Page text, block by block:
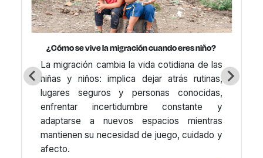
¿Cómo se vive la migración cuando eres niño?
La migración cambia la vida cotidiana de las
niñas y niños: implica dejar atrás rutinas,
lugares seguros y personas conocidas,
enfrentar incertidumbre constante y
adaptarse a nuevos espacios mientras
mantienen su necesidad de juego, cuidado y
afecto.